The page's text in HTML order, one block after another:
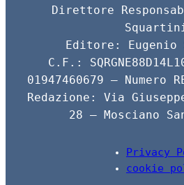
Direttore
Editore:
C.F.:
01947460679 – Numero
Redazione: Via
28 – Mosciano
Privacy
cookie